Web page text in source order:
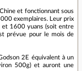
et fonctionnant sous
exemplaires. Leur prix
et 1600 yuans (soit entre
prévue pour le mois de
2E équivalent à un
500g) et auront une